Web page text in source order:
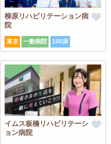
柳原リハビリテーション病
院
東京 一般病院 100床
イムス板橋リハビリテーシ
ョン病院